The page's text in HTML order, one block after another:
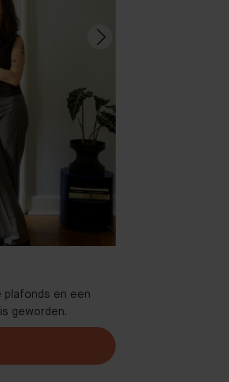
plafonds en een
geworden.